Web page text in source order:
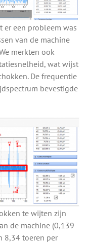
er een probleem was
van de machine
merkten ook
wat wijst
De frequentie
bevestigde
te wijten zijn
de machine (0,139
8,34 toeren per